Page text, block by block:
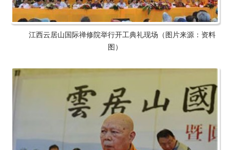
江西云居山国际禅修院举行开工典礼现场（图片来源：资料
图）